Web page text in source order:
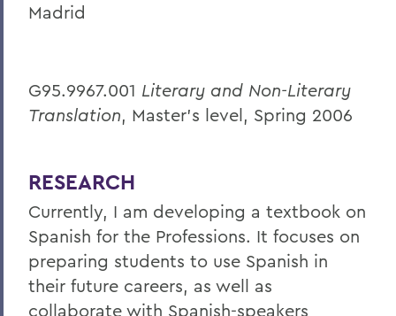
Madrid
G95.9967.001 Literary and Non-Literary
Translation, Master’s level, Spring 2006
RESEARCH
Currently, I am developing a textbook on
Spanish for the Professions. It focuses on
preparing students to use Spanish in
their future careers, as well as
collaborate with Spanish-speakers